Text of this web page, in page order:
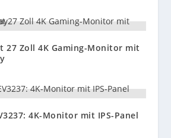
27 Zoll 4K Gaming-Monitor mit
4K-Monitor mit IPS-Panel